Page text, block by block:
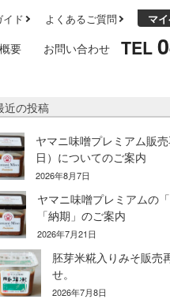
イド よくあるご質問 マ
要 お問い合わせ TEL
近の投稿
ヤマニ味噌プレミアム販
日）についてのご案内
2026年8月7日
ヤマニ味噌プレミアムの
「納期」のご案内
2026年7月21日
胚芽米糀入りみそ販売
せ。
2026年7月8日